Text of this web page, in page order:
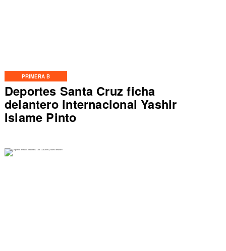
PRIMERA B
Deportes Santa Cruz ficha
delantero internacional Yashir
Islame Pinto